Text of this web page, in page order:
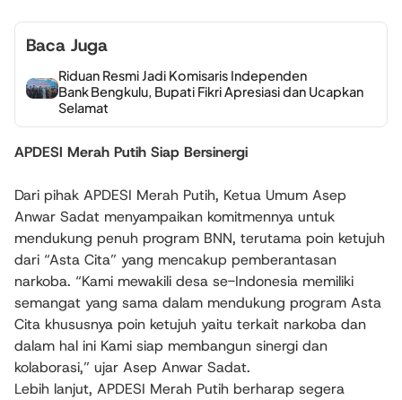
Baca Juga
Riduan Resmi Jadi Komisaris Independen
Bank Bengkulu, Bupati Fikri Apresiasi dan Ucapkan
Selamat
APDESI Merah Putih Siap Bersinergi
Dari pihak APDESI Merah Putih, Ketua Umum Asep
Anwar Sadat menyampaikan komitmennya untuk
mendukung penuh program BNN, terutama poin ketujuh
dari “Asta Cita” yang mencakup pemberantasan
narkoba. “Kami mewakili desa se-Indonesia memiliki
semangat yang sama dalam mendukung program Asta
Cita khususnya poin ketujuh yaitu terkait narkoba dan
dalam hal ini Kami siap membangun sinergi dan
kolaborasi,” ujar Asep Anwar Sadat.
Lebih lanjut, APDESI Merah Putih berharap segera